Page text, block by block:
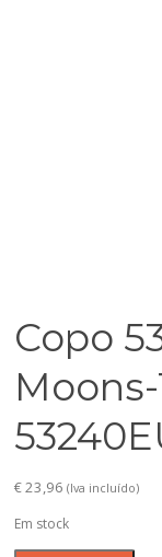
Copo
Moons-
€23,96 (Iva incluído)
Em stock